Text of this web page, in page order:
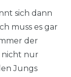
sich dann
muss es gar
der
nicht nur
Jungs